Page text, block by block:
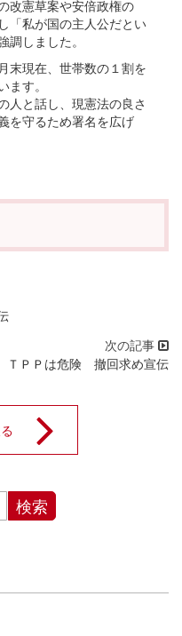
改憲草案や安倍政権の
「私が国の主人公だとい
しました。
末現在、世帯数の１割を
す。
人と話し、現憲法の良さ
を守るため署名を広げ
ＴＰＰは危険 撤回求め宣伝